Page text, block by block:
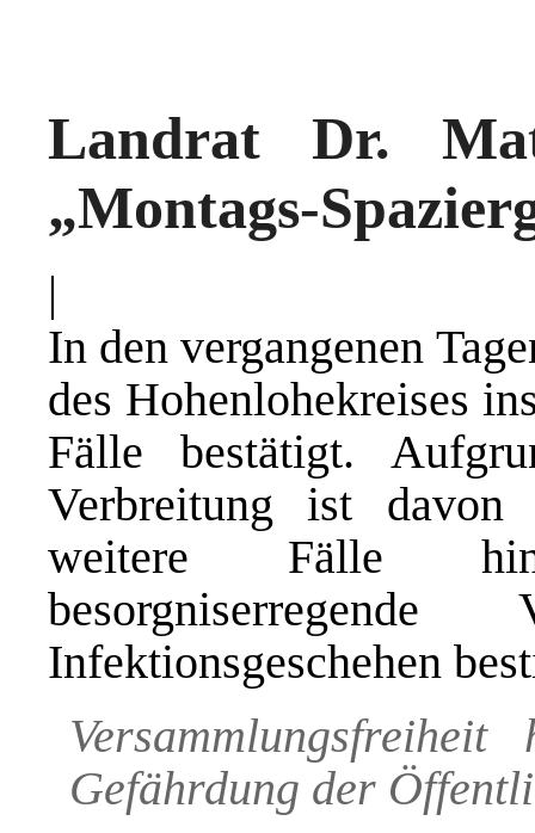
Landrat Dr.
„Montags-
|
In den vergangenen
des Hohenlohekreises
Fälle bestätigt.
Verbreitung ist davon
weitere Fälle
Infektionsgeschehen
Gefährdung der